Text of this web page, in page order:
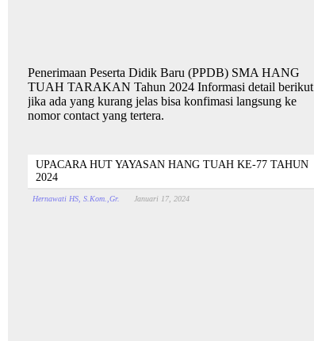
Penerimaan Peserta Didik Baru (PPDB) SMA HANG
TUAH TARAKAN Tahun 2024 Informasi detail berikut
jika ada yang kurang jelas bisa konfimasi langsung ke
nomor contact yang tertera.
UPACARA HUT YAYASAN HANG TUAH KE-77 TAHUN
2024
Hernawati HS, S.Kom.,Gr. Januari 17, 2024